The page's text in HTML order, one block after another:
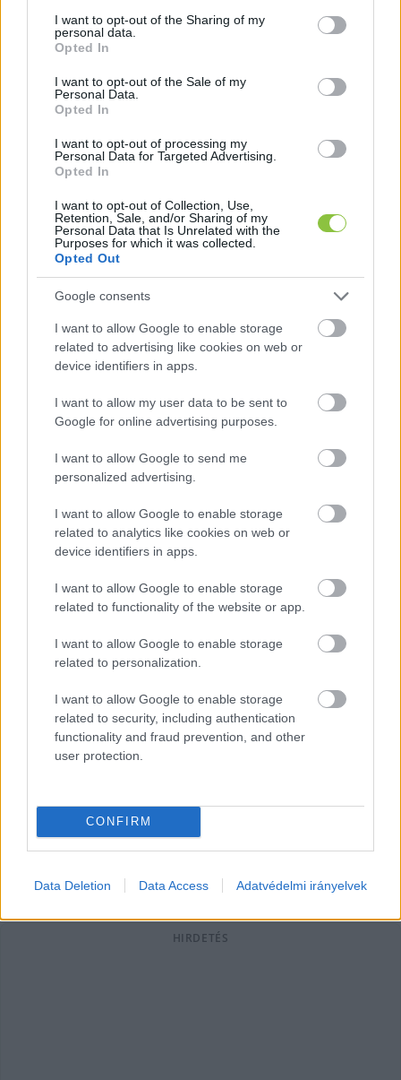
not limited to your visit or usage behaviour. You may click to
grant or deny consent to Google and its third-party tags to
use your data for below specified purposes in below Google
consent section.
I want to opt-out of the Sharing of my
personal data.
Opted In
I want to opt-out of the Sale of my
Personal Data.
Opted In
I want to opt-out of processing my
Personal Data for Targeted Advertising.
Opted In
I want to opt-out of Collection, Use,
Retention, Sale, and/or Sharing of my
Personal Data that Is Unrelated with the
Purposes for which it was collected.
Opted Out
Google consents
I want to allow Google to enable storage
related to advertising like cookies on web or
device identifiers in apps.
I want to allow my user data to be sent to
Google for online advertising purposes.
I want to allow Google to send me
personalized advertising.
I want to allow Google to enable storage
related to analytics like cookies on web or
device identifiers in apps.
I want to allow Google to enable storage
related to functionality of the website or app.
I want to allow Google to enable storage
related to personalization.
I want to allow Google to enable storage
related to security, including authentication
functionality and fraud prevention, and other
user protection.
CONFIRM
Data Deletion Data Access Adatvédelmi irányelvek
Felülvizsgálja és átalakíthatja a
Gondosóra programot az új
kormány
A hasznos társadalmi célt szolgáló eszközöket a Fidesz-
kormányok politikai akciókra, saját kampányüzeneteik
Lapszemle
ellen tüntet a Fidesz, Kecskemétről
is lesznek résztvevők
„Számunkra ez a megmozdulás nem elsősorban
Angéla.
Balla Szilárd
HIRDETÉS